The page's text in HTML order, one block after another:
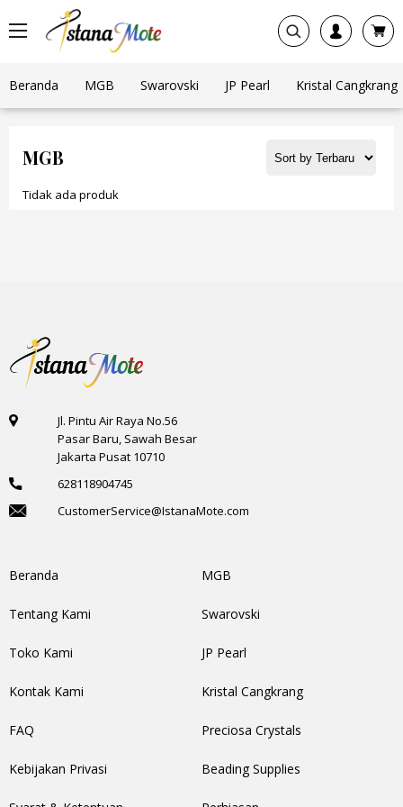
Beranda MGB Swarovski JP Pearl Kristal Cangkrang
MGB
Tidak ada produk
Jl. Pintu Air Raya No.56
Pasar Baru, Sawah Besar
Jakarta Pusat 10710
628118904745
CustomerService@IstanaMote.com
Beranda
Tentang Kami
Toko Kami
Kontak Kami
FAQ
Kebijakan Privasi
MGB
Swarovski
JP Pearl
Kristal Cangkrang
Preciosa Crystals
Beading Supplies